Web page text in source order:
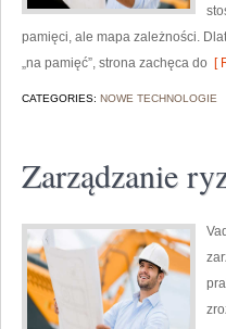
pamięci, ale mapa zależności.
„na pamięć”, strona zachęca do [
CATEGORIES: NOWE TECHNOLOGIE
Zarządzanie